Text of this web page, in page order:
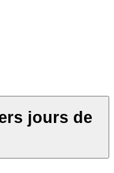
jours de